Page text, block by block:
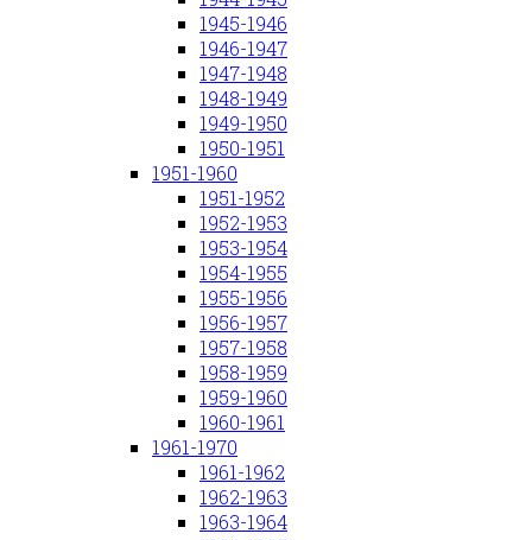
1945-1946
1946-1947
1947-1948
1948-1949
1949-1950
1950-1951
1951-1960
1951-1952
1952-1953
1953-1954
1954-1955
1955-1956
1956-1957
1957-1958
1958-1959
1959-1960
1960-1961
1961-1970
1961-1962
1962-1963
1963-1964